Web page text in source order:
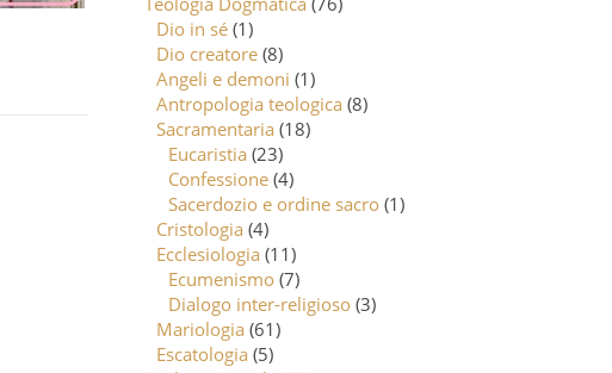
Dio in sé (1)
Dio creatore (8)
Angeli e demoni (1)
Antropologia teologica (8)
Sacramentaria (18)
Eucaristia (23)
Confessione (4)
Sacerdozio e ordine sacro (1)
Cristologia (4)
Ecclesiologia (11)
Ecumenismo (7)
Dialogo inter-religioso (3)
Mariologia (61)
Escatologia (5)